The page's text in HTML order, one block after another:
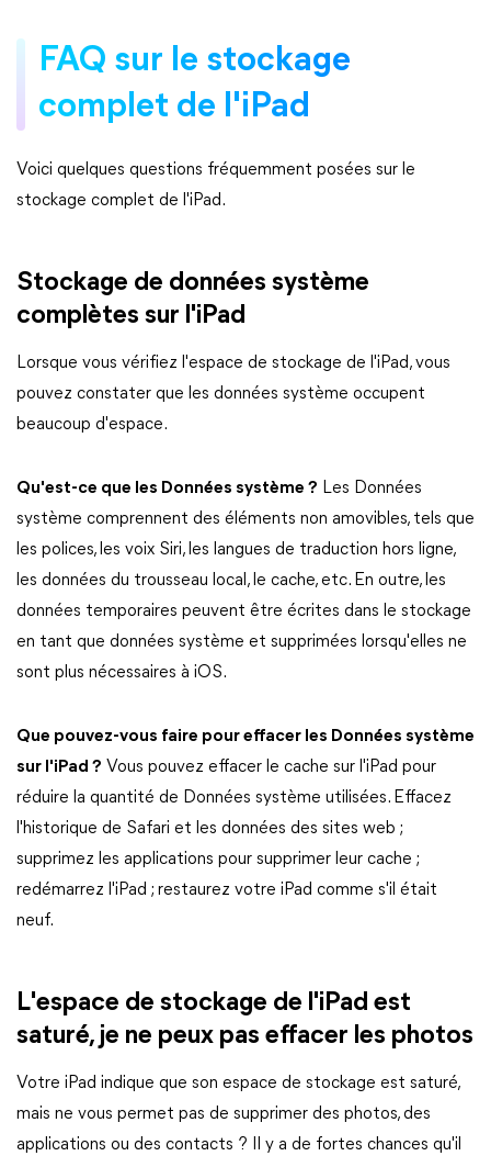
FAQ sur le stockage
complet de l'iPad
Voici quelques questions fréquemment posées sur le
stockage complet de l'iPad.
Stockage de données système
complètes sur l'iPad
Lorsque vous vérifiez l'espace de stockage de l'iPad, vous
pouvez constater que les données système occupent
beaucoup d'espace.
Qu'est-ce que les Données système ? Les Données
système comprennent des éléments non amovibles, tels que
les polices, les voix Siri, les langues de traduction hors ligne,
les données du trousseau local, le cache, etc. En outre, les
données temporaires peuvent être écrites dans le stockage
en tant que données système et supprimées lorsqu'elles ne
sont plus nécessaires à iOS.
Que pouvez-vous faire pour effacer les Données système
sur l'iPad ? Vous pouvez effacer le cache sur l'iPad pour
réduire la quantité de Données système utilisées. Effacez
l'historique de Safari et les données des sites web ;
supprimez les applications pour supprimer leur cache ;
redémarrez l'iPad ; restaurez votre iPad comme s'il était
neuf.
L'espace de stockage de l'iPad est
saturé, je ne peux pas effacer les photos
Votre iPad indique que son espace de stockage est saturé,
mais ne vous permet pas de supprimer des photos, des
applications ou des contacts ? Il y a de fortes chances qu'il